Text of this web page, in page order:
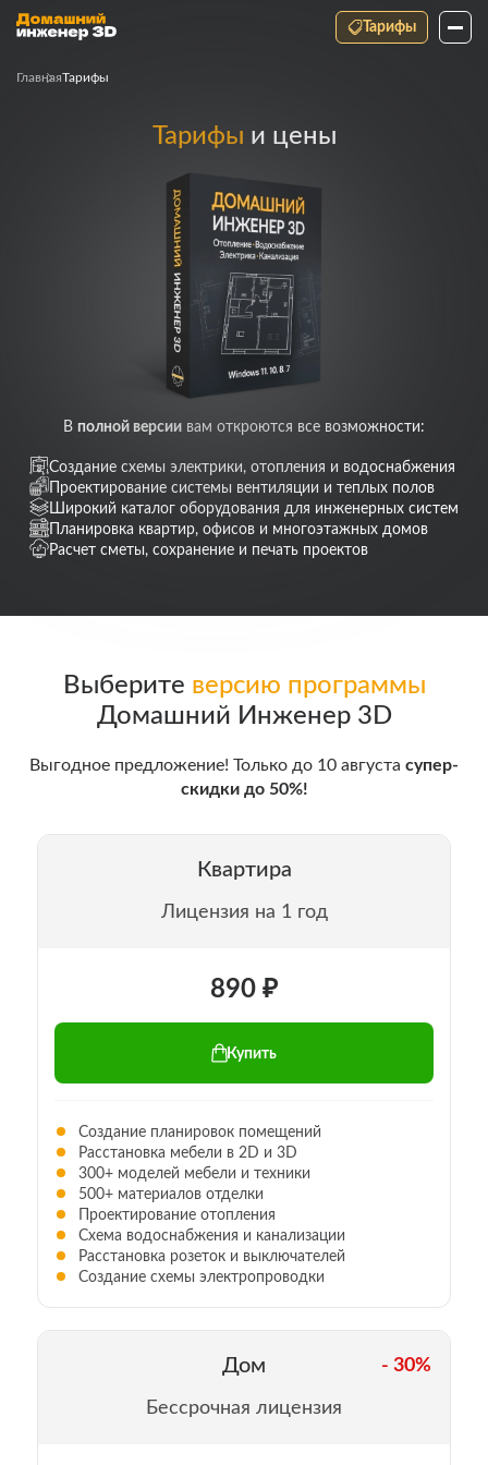
Тарифы
ГлавнаяТарифы
Тарифы и цены
В полной версии вам откроются все возможности:
Создание схемы электрики, отопления и водоснабжения
Проектирование системы вентиляции и теплых полов
Широкий каталог оборудования для инженерных систем
Планировка квартир, офисов и многоэтажных домов
Расчет сметы, сохранение и печать проектов
Выберите версию программы
Домашний Инженер 3D
Выгодное предложение! Только до 10 августа супер-
скидки до 50%!
Квартира
Лицензия на 1 год
890 ₽
Купить
Создание планировок помещений
Расстановка мебели в 2D и 3D
300+ моделей мебели и техники
500+ материалов отделки
Проектирование отопления
Схема водоснабжения и канализации
Расстановка розеток и выключателей
Создание схемы электропроводки
Дом - 30%
Бессрочная лицензия